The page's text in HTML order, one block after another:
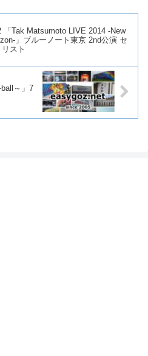
「Tak Matsumoto LIVE 2014 -New
」ブルーノート東京 2nd公演 セ
リスト
～」7